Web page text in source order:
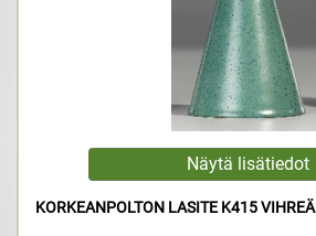
KORKEANPOLTON LASITE K415 VIHREÄ